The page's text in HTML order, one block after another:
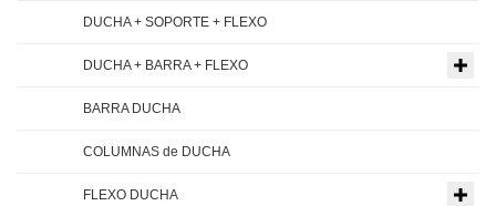
DUCHA + SOPORTE + FLEXO
DUCHA + BARRA + FLEXO
BARRA DUCHA
COLUMNAS de DUCHA
FLEXO DUCHA